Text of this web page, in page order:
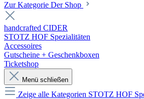
Zur Kategorie Der Shop
handcrafted CIDER
STOTZ HOF Spezialitäten
Accessoires
Gutscheine + Geschenkboxen
Ticketshop
Menü schließen
Zeige alle Kategorien STOTZ HOF